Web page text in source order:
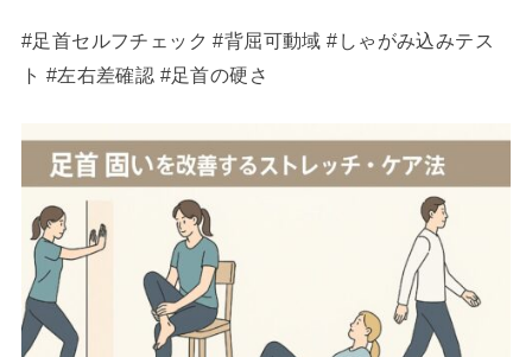
#足首セルフチェック #背屈可動域 #しゃがみ込みテス
ト #左右差確認 #足首の硬さ